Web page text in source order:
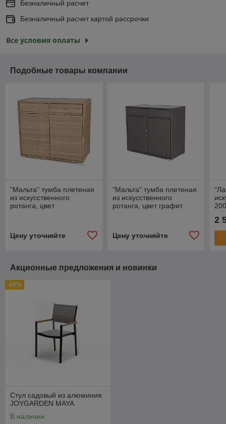
Безналичный расчет
Безналичный расчет картой рассрочки
Все условия оплаты
Подобные товары компании
"Мальта" тумба плетеная
из искусственного
ротанга, цвет
Цену уточняйте
"Мальта" тумба плетеная
из искусственного
ротанга, цвет графит
Цену уточняйте
2
Акционные предложения и новинки
-20%
Стул садовый из алюминия
JOYGARDEN MAYA
В наличии